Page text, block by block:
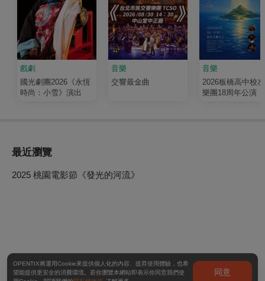
戲劇
國光劇團2026《永恆
時尚：小雪》演出
音樂
交響最金曲
音樂
2026板橋高中校
樂團18周年公演
最近瀏覽
2025 桃園電影節《發光的河流》
OPENTIX將運用Cookie來提供個人化的內容、提昇使用體驗，也希
望能提供更安全的消費環境。若你瀏覽本網站即表示你同意我們使
同意